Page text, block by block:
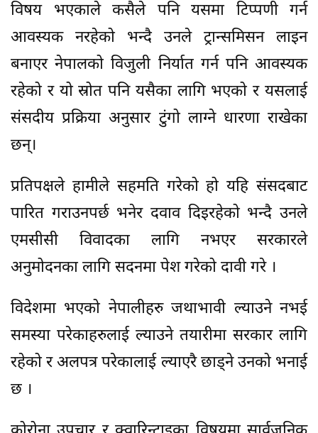
विषय भएकाले कसैले पनि यसमा टिप्पणी गर्न
आवस्यक नरहेको भन्दै उनले ट्रान्समिसन लाइन
बनाएर नेपालको विजुली निर्यात गर्न पनि आवस्यक
रहेको र यो स्रोत पनि यसैका लागि भएको र यसलाई
संसदीय प्रक्रिया अनुसार टुंगो लाग्ने धारणा राखेका
छन्।
प्रतिपक्षले हामीले सहमति गरेको हो यहि संसदबाट
पारित गराउनपर्छ भनेर दवाव दिइरहेको भन्दै उनले
एमसीसी विवादका लागि नभएर सरकारले
अनुमोदनका लागि सदनमा पेश गरेको दावी गरे ।
विदेशमा भएको नेपालीहरु जथाभावी ल्याउने नभई
समस्या परेकाहरुलाई ल्याउने तयारीमा सरकार लागि
रहेको र अलपत्र परेकालाई ल्याएरै छाड्ने उनको भनाई
छ ।